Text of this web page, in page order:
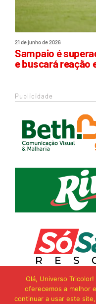
21 de junho de 2026
Sampaio é
e buscará reação
Publicidade
Olá, Universo
oferecemos a melhor
continuar a usar este